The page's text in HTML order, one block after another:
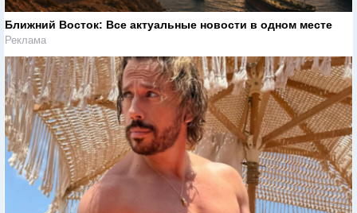
Ближний Восток: Все актуальные новости в одном месте
Реклама